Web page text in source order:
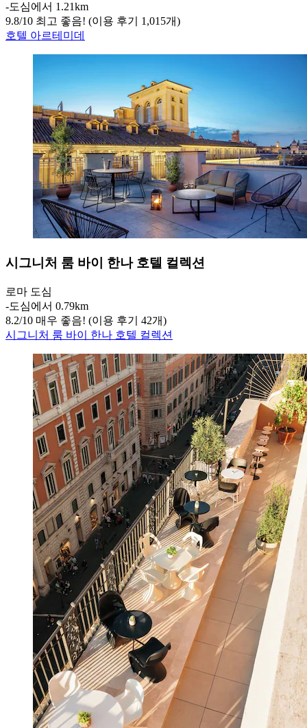
‐도심에서 1.21km
9.8/10 최고 좋음! (이용 후기 1,015개)
호텔 아르테미데
시그니처 룸 바이 한나 호텔 컬렉션
로마 도심
‐도심에서 0.79km
8.2/10 매우 좋음! (이용 후기 42개)
시그니처 룸 바이 한나 호텔 컬렉션